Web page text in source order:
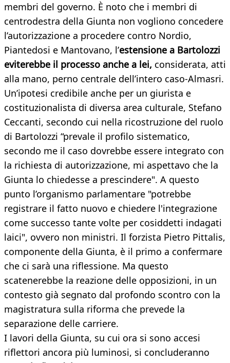
membri del governo. È noto che i membri di
centrodestra della Giunta non vogliono concedere
l’autorizzazione a procedere contro Nordio,
Piantedosi e Mantovano, l’estensione a Bartolozzi
eviterebbe il processo anche a lei, considerata, atti
alla mano, perno centrale dell’intero caso-Almasri.
Un’ipotesi credibile anche per un giurista e
costituzionalista di diversa area culturale, Stefano
Ceccanti, secondo cui nella ricostruzione del ruolo
di Bartolozzi “prevale il profilo sistematico,
secondo me il caso dovrebbe essere integrato con
la richiesta di autorizzazione, mi aspettavo che la
Giunta lo chiedesse a prescindere". A questo
punto l’organismo parlamentare "potrebbe
registrare il fatto nuovo e chiedere l'integrazione
come successo tante volte per cosiddetti indagati
laici", ovvero non ministri. Il forzista Pietro Pittalis,
componente della Giunta, è il primo a confermare
che ci sarà una riflessione. Ma questo
scatenerebbe la reazione delle opposizioni, in un
contesto già segnato dal profondo scontro con la
magistratura sulla riforma che prevede la
separazione delle carriere.
I lavori della Giunta, su cui ora si sono accesi
riflettori ancora più luminosi, si concluderanno